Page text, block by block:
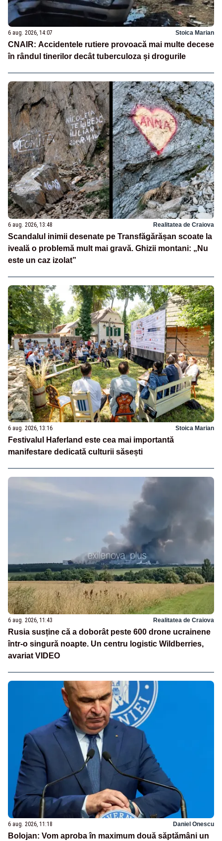
6 aug. 2026, 14:07 Stoica Marian
CNAIR: Accidentele rutiere provoacă mai multe decese
în rândul tinerilor decât tuberculoza și drogurile
6 aug. 2026, 13:48 Realitatea de Craiova
Scandalul inimii desenate pe Transfăgărășan scoate la
iveală o problemă mult mai gravă. Ghizii montani: „Nu
este un caz izolat”
6 aug. 2026, 13:16 Stoica Marian
Festivalul Haferland este cea mai importantă
manifestare dedicată culturii săsești
6 aug. 2026, 11:43 Realitatea de Craiova
Rusia susține că a doborât peste 600 drone ucrainene
într-o singură noapte. Un centru logistic Wildberries,
avariat VIDEO
6 aug. 2026, 11:18 Daniel Onescu
Bolojan: Vom aproba în maximum două săptămâni un